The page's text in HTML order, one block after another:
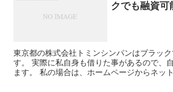
クでも融資可
東京都の株式会社トミンシンパンはブラッ
す。 実際に私自身も借りた事があるので、
ます。 私の場合は、ホームページからネッ